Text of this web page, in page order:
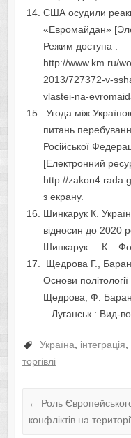
США осудили
«Евромайдан»
Режим доступа :
http://www.km.ru/
2013/727372-v-
vlastei-na-
Угода між
питань
Російської
[Електронний
http://
з екрану.
Шинкарук К.
відносин до 2020
Шинкарук. – К. :
Щедрова Г.,
Основи
Щедрова, Ф.
– Луганськ : Вид-
Україна, інтеграція,
торгівлі
← Роль
конфліктів на